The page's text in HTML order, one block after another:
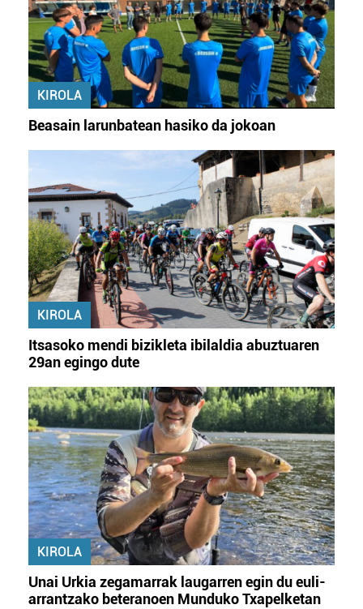
KIROLA
Beasain larunbatean hasiko da jokoan
KIROLA
Itsasoko mendi bizikleta ibilaldia abuztuaren
29an egingo dute
KIROLA
Unai Urkia zegamarrak laugarren egin du euli-
arrantzako beteranoen Munduko Txapelketan